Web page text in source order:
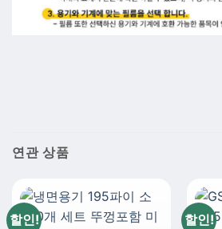
연관 상품
할인! 할인!